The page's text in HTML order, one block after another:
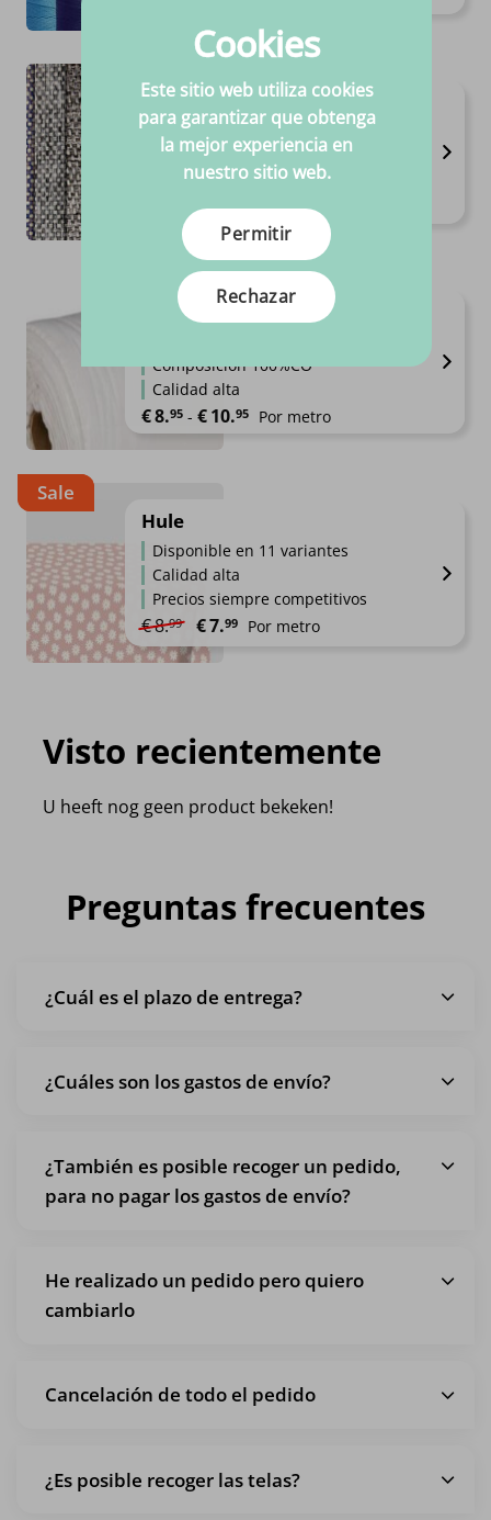
Lujo al aire libre
Disponible en 8 variantes
Anchura 1.38m
Composición 90%OL - 10%PE
Por metro
Franela
Composición 100%CO
Calidad alta
€8.95 - €10.95 Rango de precios: desde €8.95
Por metro
Sale
Hule
Disponible en 11 variantes
Calidad alta
Precios siempre competitivos
€8.99 El precio original era: €8.99.
€7.99 El precio actual es: €7.99.
Por metro
Visto recientemente
U heeft nog geen product bekeken!
Preguntas frecuentes
¿Cuál es el plazo de entrega?
¿Cuáles son los gastos de envío?
¿También es posible recoger un pedido,
para no pagar los gastos de envío?
He realizado un pedido pero quiero
cambiarlo
Cancelación de todo el pedido
¿Es posible recoger las telas?
Cookies
Este sitio web utiliza cookies
para garantizar que obtenga
la mejor experiencia en
nuestro sitio web.
Permitir
Rechazar